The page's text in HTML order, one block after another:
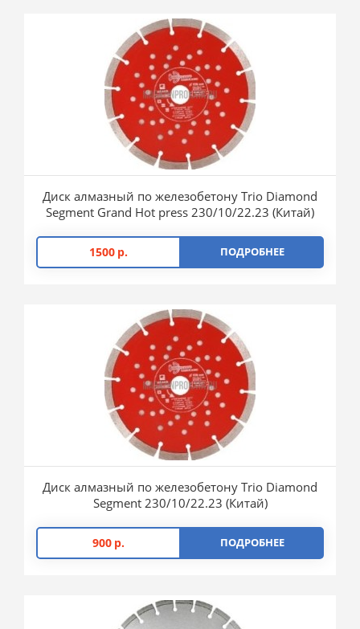
Диск алмазный по железобетону Trio Diamond
Segment Grand Hot press 230/10/22.23 (Китай)
1500 р. ПОДРОБНЕЕ
Диск алмазный по железобетону Trio Diamond
Segment 230/10/22.23 (Китай)
900 р. ПОДРОБНЕЕ